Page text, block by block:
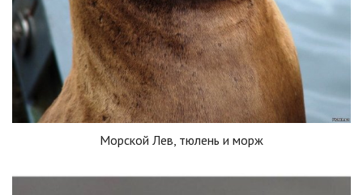
Морской Лев, тюлень и морж